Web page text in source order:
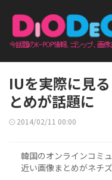
IUを実際に見
とめが話題に
2014/02/11 00:00
韓国のオンラインコミ
近い画像まとめがネチ